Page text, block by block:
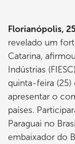
Florianópolis,
revelado um
Catarina,
Indústrias
quinta-feira (25)
apresentar o
países.
Paraguai no
embaixador do